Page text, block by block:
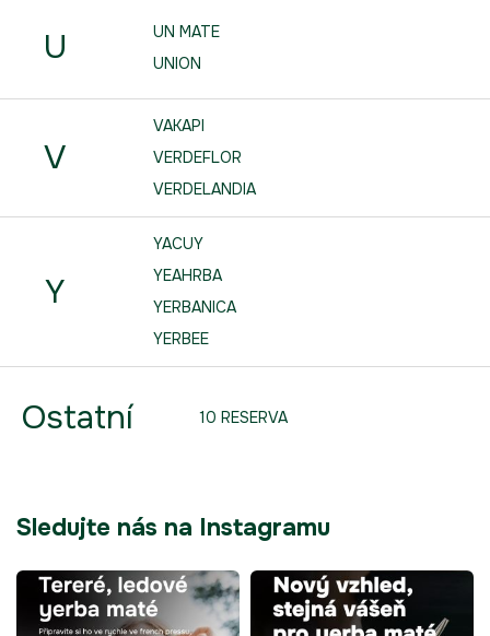
U
UN MATE
UNION
V
VAKAPI
VERDEFLOR
VERDELANDIA
Y
YACUY
YEAHRBA
YERBANICA
YERBEE
Ostatní 10 RESERVA
Sledujte nás na Instagramu